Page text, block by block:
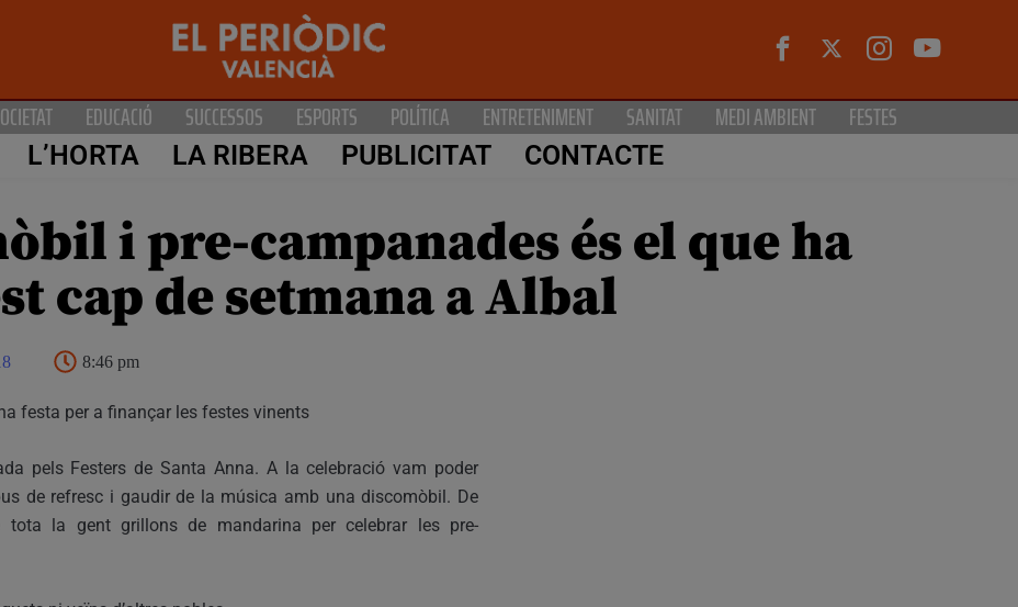
EDUCACIÓ SUCCESSOS ESPORTS POLÍTICA ENTRETENIMENT SANITAT MEDI AMBIENT FESTES
L’HORTA LA RIBERA PUBLICITAT CONTACTE
i pre-campanades és el que ha
cap de setmana a Albal
8:46 pm
festa per a finançar les festes vinents
pels Festers de Santa Anna. A la celebració vam poder
de refresc i gaudir de la música amb una discomòbil. De
la gent grillons de mandarina per celebrar les pre-